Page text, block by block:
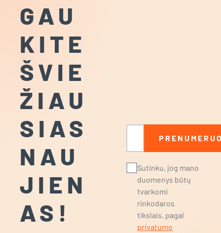
GAU
KITE
ŠVIE
ŽIAU
SIAS
NAU
JIEN
AS!
El. paštas
Sutinku, jog mano
duomenys būtų
tvarkomi
rinkodaros
tikslais, pagal
privatumo